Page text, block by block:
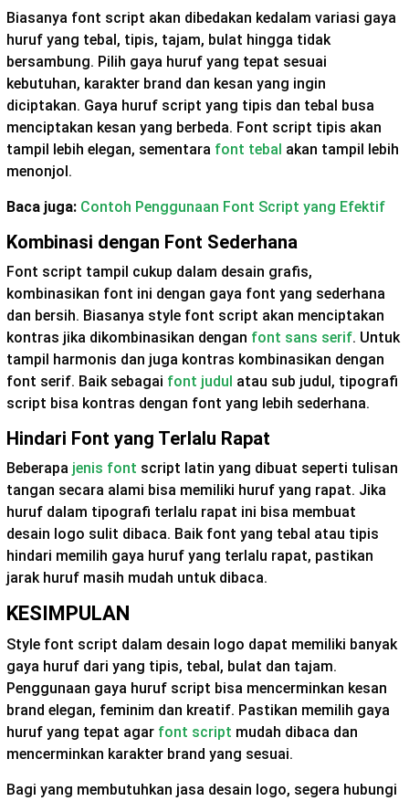
Biasanya font script akan dibedakan kedalam variasi gaya
huruf yang tebal, tipis, tajam, bulat hingga tidak
bersambung. Pilih gaya huruf yang tepat sesuai
kebutuhan, karakter brand dan kesan yang ingin
diciptakan. Gaya huruf script yang tipis dan tebal busa
menciptakan kesan yang berbeda. Font script tipis akan
tampil lebih elegan, sementara font tebal akan tampil lebih
menonjol.
Baca juga: Contoh Penggunaan Font Script yang Efektif
Kombinasi dengan Font Sederhana
Font script tampil cukup dalam desain grafis,
kombinasikan font ini dengan gaya font yang sederhana
dan bersih. Biasanya style font script akan menciptakan
kontras jika dikombinasikan dengan font sans serif. Untuk
tampil harmonis dan juga kontras kombinasikan dengan
font serif. Baik sebagai font judul atau sub judul, tipografi
script bisa kontras dengan font yang lebih sederhana.
Hindari Font yang Terlalu Rapat
Beberapa jenis font script latin yang dibuat seperti tulisan
tangan secara alami bisa memiliki huruf yang rapat. Jika
huruf dalam tipografi terlalu rapat ini bisa membuat
desain logo sulit dibaca. Baik font yang tebal atau tipis
hindari memilih gaya huruf yang terlalu rapat, pastikan
jarak huruf masih mudah untuk dibaca.
KESIMPULAN
Style font script dalam desain logo dapat memiliki banyak
gaya huruf dari yang tipis, tebal, bulat dan tajam.
Penggunaan gaya huruf script bisa mencerminkan kesan
brand elegan, feminim dan kreatif. Pastikan memilih gaya
huruf yang tepat agar font script mudah dibaca dan
mencerminkan karakter brand yang sesuai.
Bagi yang membutuhkan jasa desain logo, segera hubungi